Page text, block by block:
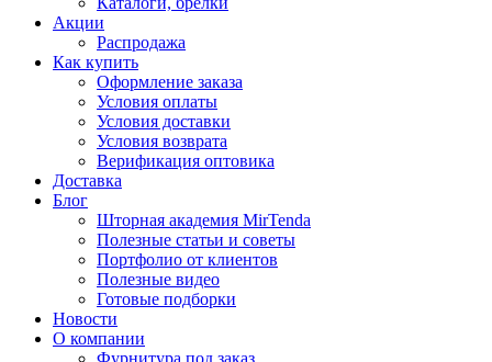
Акции
Распродажа
Как купить
Оформление заказа
Условия оплаты
Условия доставки
Условия возврата
Верификация оптовика
Доставка
Блог
Шторная академия MirTenda
Полезные статьи и советы
Портфолио от клиентов
Полезные видео
Готовые подборки
Новости
О компании
Фурнитура под заказ